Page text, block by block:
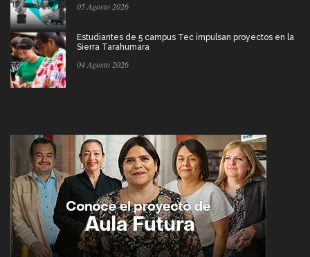
05 Agosto 2026
Estudiantes de 5 campus Tec impulsan proyectos en la
Sierra Tarahumara
04 Agosto 2026